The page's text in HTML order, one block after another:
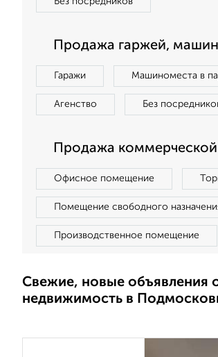
Продажа гаржей,
Гаражи Машиноместа в
Агенство Без
Продажа
Офисное помещение
Помещение свободного
Производственное помещение
Свежие, новые объявления
недвижимость в